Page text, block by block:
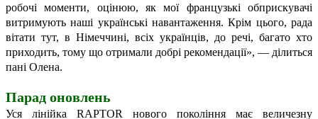
робочі моменти, оцінюю, як мої французькі обприскувачі
витримують наші українські навантаження. Крім цього, рада
вітати тут, в Німеччині, всіх українців, до речі, багато хто
приходить, тому що отримали добрі рекомендації», — ділиться
пані Олена.
Парад оновлень
Уся лінійка RAPTOR нового покоління має величезну